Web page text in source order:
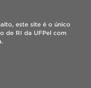
este site é o único
de RI da UFPel com